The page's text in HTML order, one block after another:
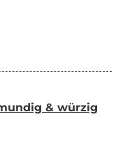
& würzig